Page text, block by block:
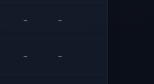
– –
– –